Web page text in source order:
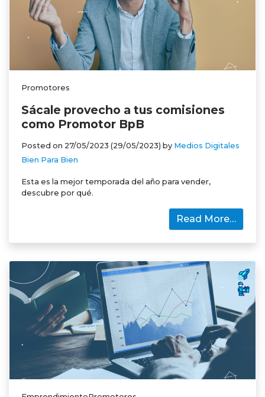
Promotores
Sácale provecho a tus comisiones
como Promotor BpB
Posted on 27/05/2023 (29/05/2023) by Medios Digitales
Bien Para Bien
Esta es la mejor temporada del año para vender,
descubre por qué.
Read More…